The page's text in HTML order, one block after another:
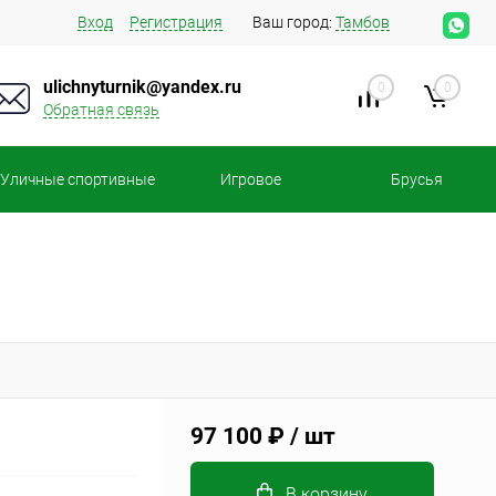
Вход Регистрация Ваш город: Тамбов
ulichnyturnik@yandex.ru
Обратная связь
0 0
Уличные спортивные Игровое Брусья
97 100 ₽ / шт